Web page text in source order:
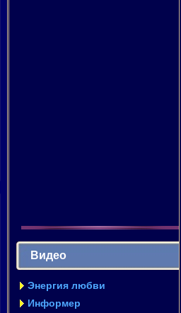
Видео
Энергия любви
Информер